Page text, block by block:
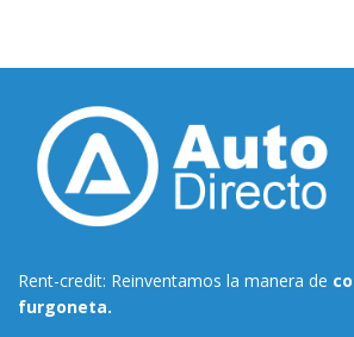
Rent-credit: Reinventamos la manera de
furgoneta.